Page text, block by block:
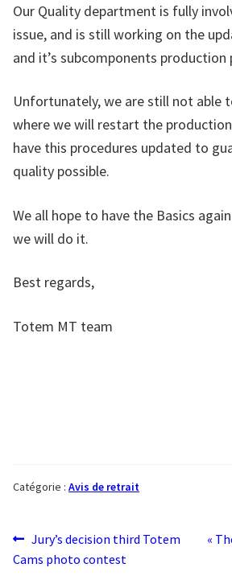
Our Quality department is fully
issue, and is still working on the
and it’s subcomponents production
Unfortunately, we are still not able
where we will restart the
have this procedures updated to
quality possible.
We all hope to have the Basics
we will do it.
Best regards,
Totem MT team
Catégorie : Avis de retrait
Navigation
Article
précédent :
Jury’s decision third Totem
Cams photo contest
«